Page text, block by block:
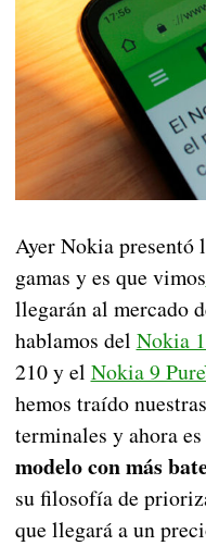
Ayer Nokia presentó
gamas y es que vimos
llegarán al mercado
hablamos del Nokia
210 y el Nokia 9
hemos traído
terminales y ahora
modelo con más
su filosofía de
que llegará a un